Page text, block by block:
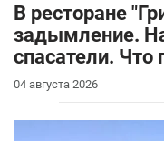
В ресторане
задымление.
спасатели. Что
04 августа 2026